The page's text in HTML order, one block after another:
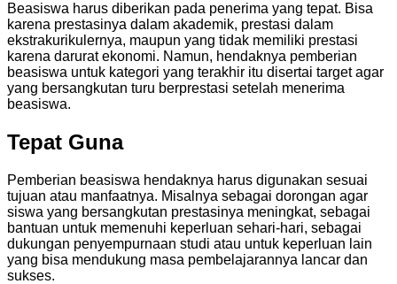
Beasiswa harus diberikan pada penerima yang tepat. Bisa
karena prestasinya dalam akademik, prestasi dalam
ekstrakurikulernya, maupun yang tidak memiliki prestasi
karena darurat ekonomi. Namun, hendaknya pemberian
beasiswa untuk kategori yang terakhir itu disertai target agar
yang bersangkutan turu berprestasi setelah menerima
beasiswa.
Tepat Guna
Pemberian beasiswa hendaknya harus digunakan sesuai
tujuan atau manfaatnya. Misalnya sebagai dorongan agar
siswa yang bersangkutan prestasinya meningkat, sebagai
bantuan untuk memenuhi keperluan sehari-hari, sebagai
dukungan penyempurnaan studi atau untuk keperluan lain
yang bisa mendukung masa pembelajarannya lancar dan
sukses.